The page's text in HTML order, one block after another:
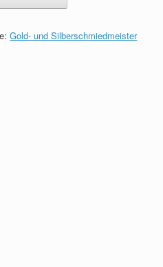
Gold- und Silberschmiedmeister